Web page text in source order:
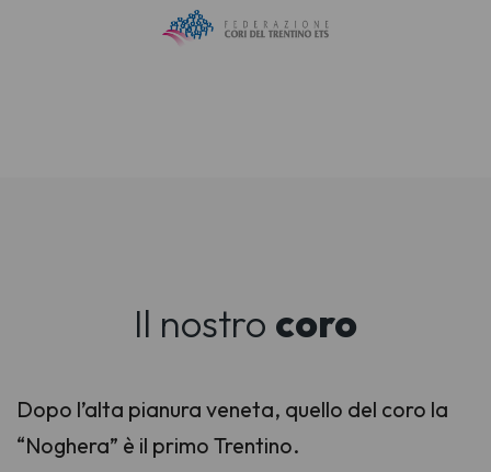
Il nostro coro
Dopo l’alta pianura veneta, quello del coro la
“Noghera” è il primo Trentino.